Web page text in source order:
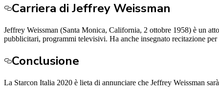
Carriera di Jeffrey Weissman
Jeffrey Weissman (Santa Monica, California, 2 ottobre 1958) è un
pubblicitari, programmi televisivi. Ha anche insegnato recitazione
Conclusione
La Starcon Italia 2020 è lieta di annunciare che Jeffrey Weissman